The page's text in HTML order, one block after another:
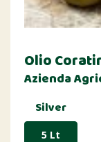
Olio
Azienda
Silver
5 Lt